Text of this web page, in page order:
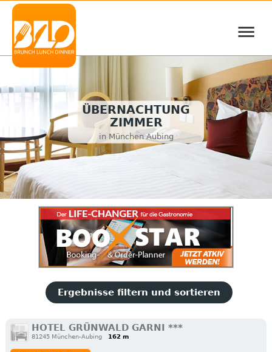
≡
ÜBERNACHTUNG
ZIMMER
in München Aubing
Ergebnisse filtern und sortieren
HOTEL GRÜNWALD GARNI ***
81245 München-Aubing 162 m